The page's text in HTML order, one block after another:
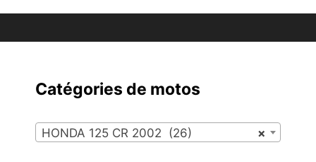
Catégories de motos
×
HONDA 125 CR 2002 (26)